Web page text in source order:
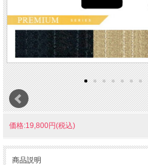
価格:19,800円(税込)
商品説明